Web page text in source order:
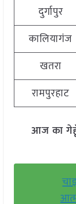
दुर्गापुर
कालियागंज
खतरा
रामपुरहाट
आज का